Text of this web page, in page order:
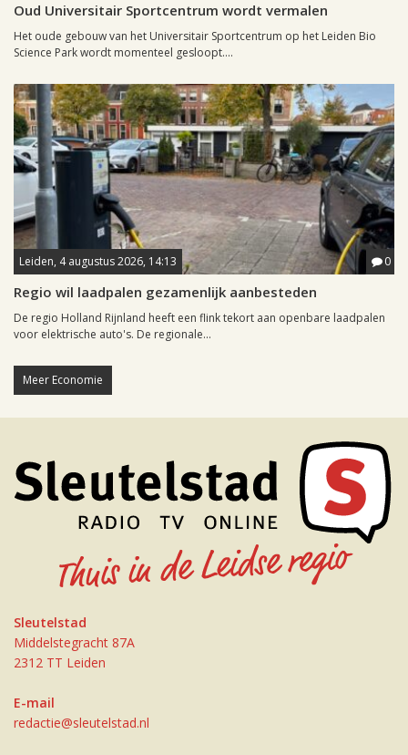
Oud Universitair Sportcentrum wordt vermalen
Het oude gebouw van het Universitair Sportcentrum op het Leiden Bio
Science Park wordt momenteel gesloopt....
Leiden, 4 augustus 2026, 14:13 0
Regio wil laadpalen gezamenlijk aanbesteden
De regio Holland Rijnland heeft een flink tekort aan openbare laadpalen
voor elektrische auto's. De regionale...
Meer Economie
Sleutelstad
Middelstegracht 87A
2312 TT Leiden
E-mail
redactie@sleutelstad.nl